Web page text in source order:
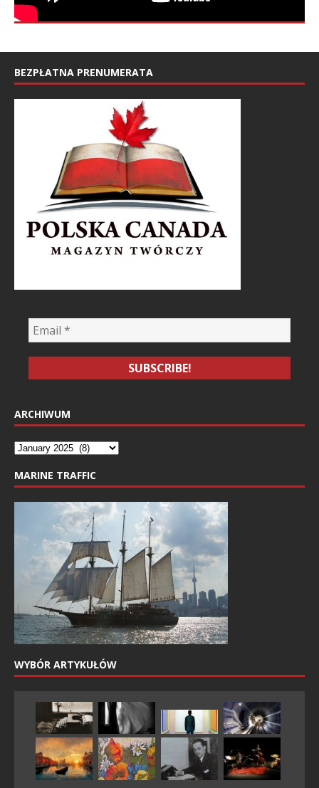
BEZPŁATNA PRENUMERATA
ARCHIWUM
MARINE TRAFFIC
WYBÓR ARTYKUŁÓW